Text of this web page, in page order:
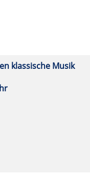
klassische Musik